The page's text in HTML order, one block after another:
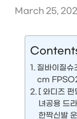
March 25,
질바이질
cm
[ 와디즈
녀공용 드
한짝신발